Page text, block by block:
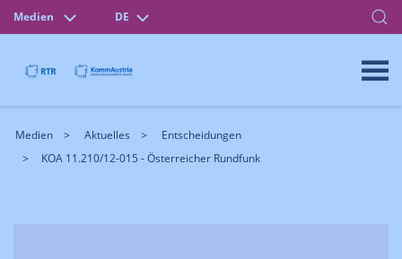
Medien DE
Medien Aktuelles
Entscheidungen
KOA 11.210/12-015 - Österreicher Rundfunk